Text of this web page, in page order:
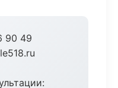
90 49